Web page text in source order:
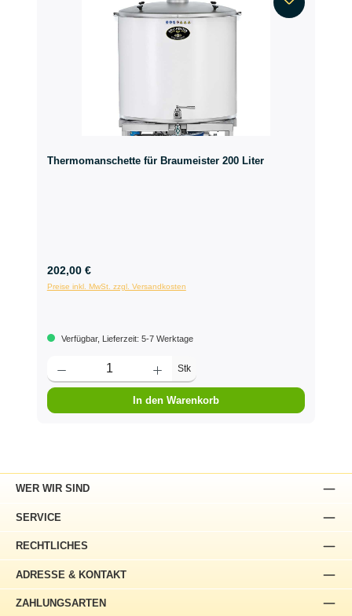
Thermomanschette für Braumeister 200 Liter
202,00 €
Preise inkl. MwSt. zzgl. Versandkosten
Verfügbar, Lieferzeit: 5-7 Werktage
Stk
In den Warenkorb
ADRESSE & KONTAKT
WER WIR SIND
SERVICE
RECHTLICHES
ZAHLUNGSARTEN